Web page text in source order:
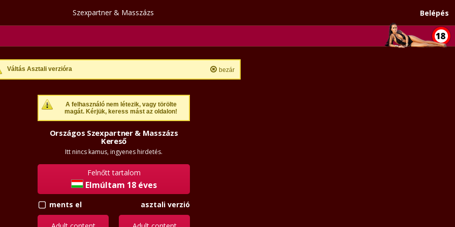
Szexpartner & Masszázs Belépés
Váltás Asztali verzióra bezár
A felhasználó nem létezik, vagy törölte
magát. Kérjük, keress mást az oldalon!
Országos Szexpartner & Masszázs
Kereső
Itt nincs kamus, ingyenes hirdetés.
Felnőtt tartalom
Elmúltam 18 éves
ments el asztali verzió